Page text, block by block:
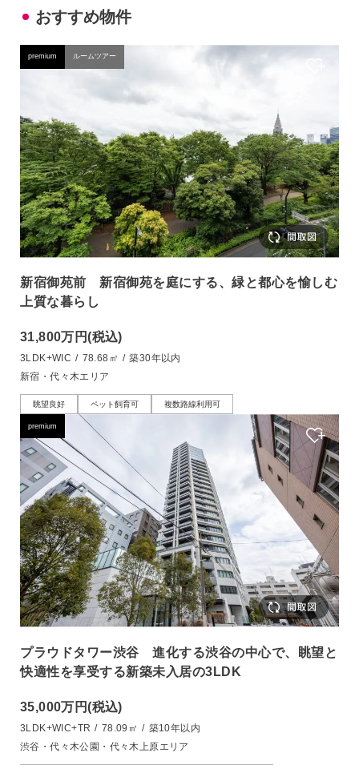
おすすめ物件
premium ルームツアー
新宿御苑前 新宿御苑を庭にする、緑と都心を愉しむ
上質な暮らし
31,800万円(税込)
3LDK+WIC / 78.68㎡ / 築30年以内
新宿・代々木エリア
眺望良好 ペット飼育可 複数路線利用可
premium
プラウドタワー渋谷 進化する渋谷の中心で、眺望と
快適性を享受する新築未入居の3LDK
35,000万円(税込)
3LDK+WIC+TR / 78.09㎡ / 築10年以内
渋谷・代々木公園・代々木上原エリア